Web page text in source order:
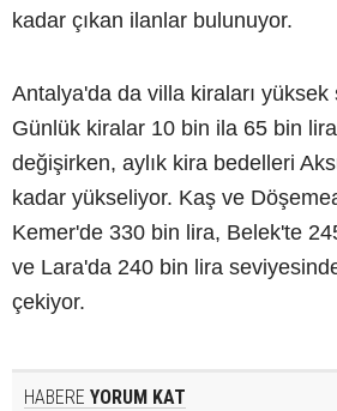
kadar çıkan ilanlar bulunuyor.
Antalya'da da villa kiraları
Günlük kiralar 10 bin ila 65 bin
değişirken, aylık kira bedelleri
kadar yükseliyor. Kaş ve
Kemer'de 330 bin lira, Belek'te
ve Lara'da 240 bin lira
çekiyor.
HABERE YORUM KAT